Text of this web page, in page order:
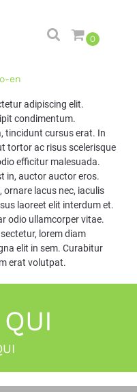
0
en
adipiscing elit.
condimentum.
tincidunt cursus erat. In
tortor ac risus scelerisque
efficitur malesuada.
in, auctor auctor eros.
ornare lacus nec, iaculis
laoreet elit interdum et.
odio ullamcorper vitae.
lorem diam
elit in sem. Curabitur
erat volutpat.